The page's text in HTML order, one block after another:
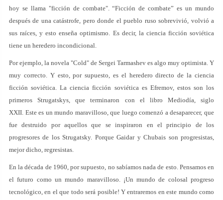
hoy se llama "ficción de combate". “Ficción de combate” es un mundo
después de una catástrofe, pero donde el pueblo ruso sobrevivió, volvió a
sus raíces, y esto enseña optimismo. Es decir, la ciencia ficción soviética
tiene un heredero incondicional.
Por ejemplo, la novela "Cold" de Sergei Tarmashev es algo muy optimista. Y
muy correcto. Y esto, por supuesto, es el heredero directo de la ciencia
ficción soviética. La ciencia ficción soviética es Efremov, estos son los
primeros Strugatskys, que terminaron con el libro Mediodía, siglo
XXII. Este es un mundo maravilloso, que luego comenzó a desaparecer, que
fue destruido por aquellos que se inspiraron en el principio de los
progresores de los Strugatsky. Porque Gaidar y Chubais son progresistas,
mejor dicho, regresistas.
En la década de 1960, por supuesto, no sabíamos nada de esto. Pensamos en
el futuro como un mundo maravilloso. ¡Un mundo de colosal progreso
tecnológico, en el que todo será posible! Y entraremos en este mundo como